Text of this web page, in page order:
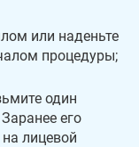
или наденьте
процедуры;
один
его
лицевой